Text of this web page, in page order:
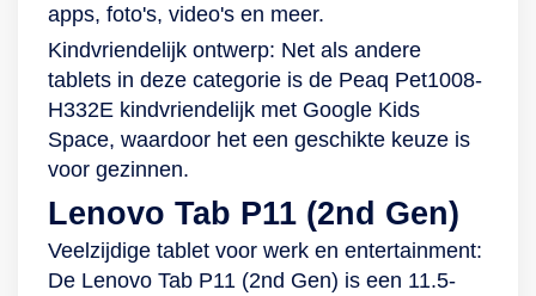
apps, foto's, video's en meer.
Kindvriendelijk ontwerp: Net als andere
tablets in deze categorie is de Peaq Pet1008-
H332E kindvriendelijk met Google Kids
Space, waardoor het een geschikte keuze is
voor gezinnen.
Lenovo Tab P11 (2nd Gen)
Veelzijdige tablet voor werk en entertainment:
De Lenovo Tab P11 (2nd Gen) is een 11.5-